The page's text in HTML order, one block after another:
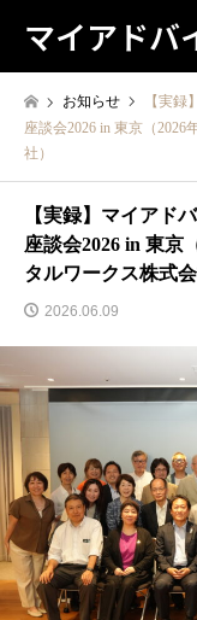
マイアドバ
お知らせ
【実
座談会2026 in 東京（
社）
【実録】マイアド
座談会2026 in 東京
タルワークス株式会
2026.06.09